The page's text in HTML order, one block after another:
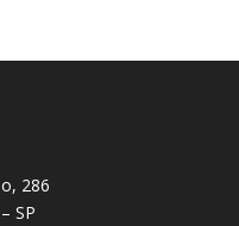
286
SP